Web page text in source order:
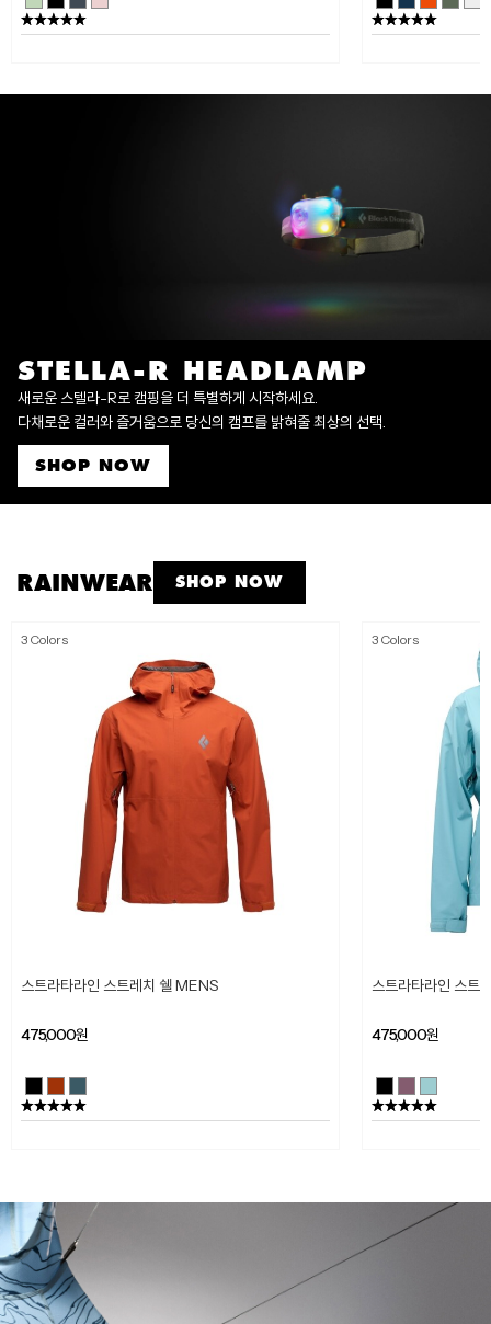
STELLA-R HEADLAMP
새로운 스텔라-R로 캠핑을 더 특별하게 시작하세요.
다채로운 컬러와 즐거움으로 당신의 캠프를 밝혀줄 최상의 선택.
SHOP NOW
RAINWEAR SHOP NOW
3 Colors
스트라타라인 스트레치 쉘 MENS
475,000원
3 Colors
스트라타라인 스
475,000원